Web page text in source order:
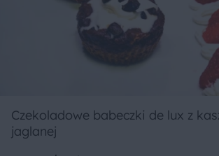
Czekoladowe babeczki de lux z
jaglanej